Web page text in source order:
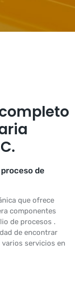
de
que ofrece
componentes
de procesos .
de encontrar
servicios en